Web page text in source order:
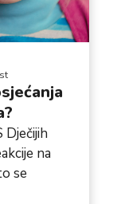
Dječijih
na
se